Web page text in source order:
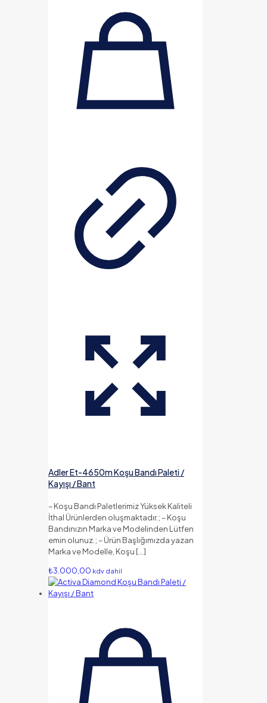
Adler Et-4650m Koşu Bandı Paleti /
Kayışı / Bant
– Koşu Bandı Paletlerimiz Yüksek Kaliteli
İthal Ürünlerden oluşmaktadır.; – Koşu
Bandınızın Marka ve Modelinden Lütfen
emin olunuz.; – Ürün Başlığımızda yazan
Marka ve Modelle, Koşu […]
₺3.000,00 kdv dahil